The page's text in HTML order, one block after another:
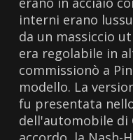
interni erano
da un massiccio
era regolabile in
commissionò a
modello. La
fu presentata
dell'automobile di